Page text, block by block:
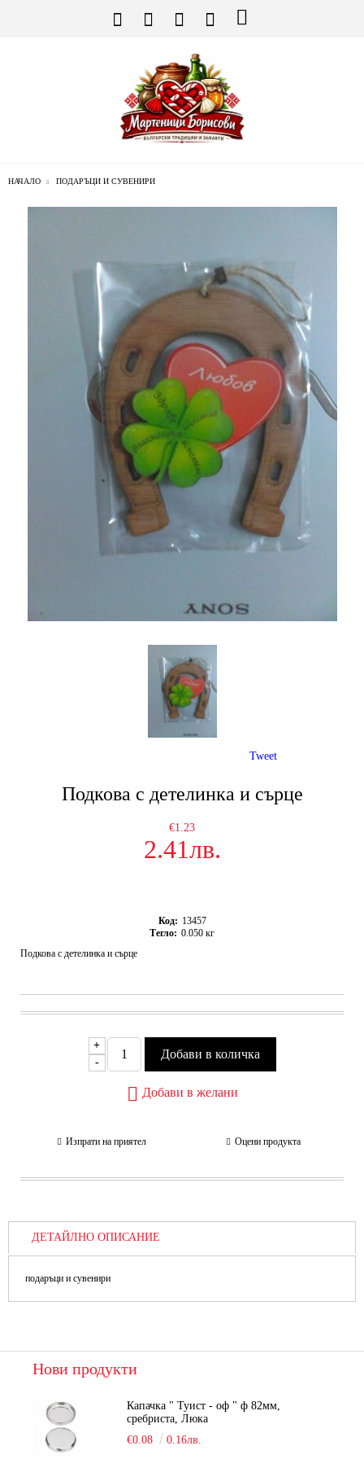
НАЧАЛО ПОДАРЪЦИ И СУВЕНИРИ
Подкова с детелинка и сърце
€1.23
2.41лв.
Код: 13457
Тегло: 0.050 кг
Подкова с детелинка и сърце
+
-
Добави в желани
Изпрати на приятел Оцени продукта
Tweet
ДЕТАЙЛНО ОПИСАНИЕ
подаръци и сувенири
Нови продукти
Капачка " Туист - оф " ф 82мм,
сребриста, Люка
€0.08
0.16лв.